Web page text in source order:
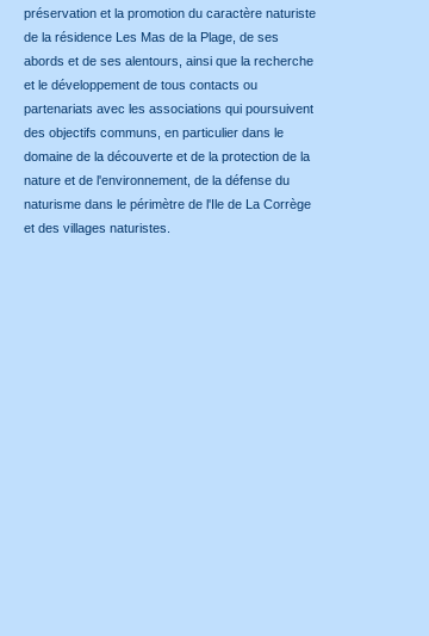
préservation et la promotion du caractère naturiste
de la résidence Les Mas de la Plage, de ses
abords et de ses alentours, ainsi que la recherche
et le développement de tous contacts ou
partenariats avec les associations qui poursuivent
des objectifs communs, en particulier dans le
domaine de la découverte et de la protection de la
nature et de l'environnement, de la défense du
naturisme dans le périmètre de l'Ile de La Corrège
et des villages naturistes.